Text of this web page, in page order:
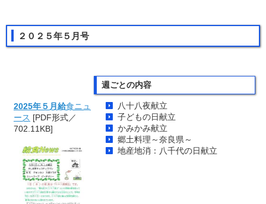
２０２５年５月号
2025年５月給食ニュ
ース [PDF形式／
702.11KB]
週ごとの内容
八十八夜献立
子どもの日献立
かみかみ献立
郷土料理～奈良県～
地産地消：八千代の日献立